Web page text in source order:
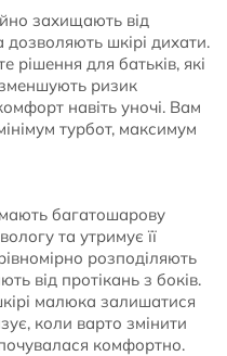
захищають від
дозволяють шкірі дихати.
рішення для батьків, які
зменшують ризик
навіть уночі. Вам
турбот, максимум
багатошарову
та утримує її
розподіляють
від протікань з боків.
малюка залишатися
коли варто змінити
комфортно.